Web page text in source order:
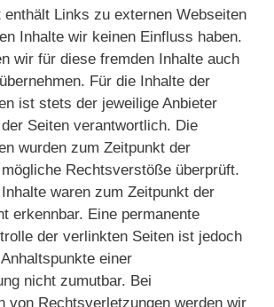
enthält Links zu externen Webseiten
Inhalte wir keinen Einfluss haben.
wir für diese fremden Inhalte auch
Für die Inhalte der
ist stets der jeweilige Anbieter
Seiten verantwortlich. Die
wurden zum Zeitpunkt der
Rechtsverstöße überprüft.
waren zum Zeitpunkt der
erkennbar. Eine permanente
der verlinkten Seiten ist jedoch
einer
nicht zumutbar. Bei
von Rechtsverletzungen werden wir